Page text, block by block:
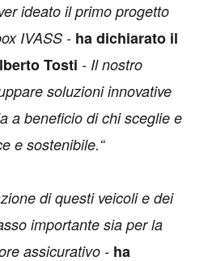
ideato il primo progetto
IVASS - ha dichiarato il
Tosti - Il nostro
soluzioni innovative
a beneficio di chi sceglie e
e sostenibile.“
di questi veicoli e dei
importante sia per la
assicurativo - ha